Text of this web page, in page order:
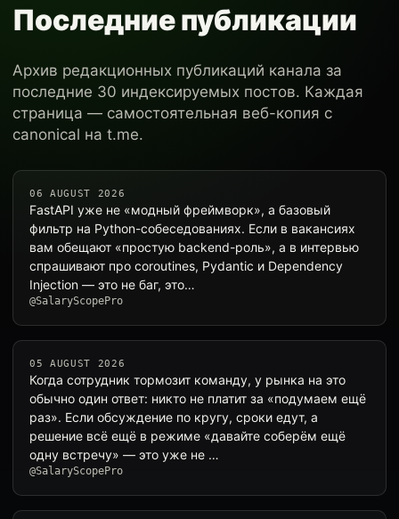
Последние публикации
Архив редакционных публикаций канала за
последние 30 индексируемых постов. Каждая
страница — самостоятельная веб-копия с
canonical на t.me.
06 AUGUST 2026
FastAPI уже не «модный фреймворк», а базовый
фильтр на Python-собеседованиях. Если в вакансиях
вам обещают «простую backend-роль», а в интервью
спрашивают про coroutines, Pydantic и Dependency
Injection — это не баг, это…
@SalaryScopePro
05 AUGUST 2026
Когда сотрудник тормозит команду, у рынка на это
обычно один ответ: никто не платит за «подумаем ещё
раз». Если обсуждение по кругу, сроки едут, а
решение всё ещё в режиме «давайте соберём ещё
одну встречу» — это уже не …
@SalaryScopePro